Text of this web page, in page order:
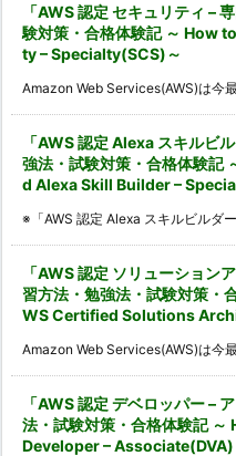
「AWS 認定 セキュリティ –
験対策・合格体験記 ～ How
ty – Specialty(SCS)～
Amazon Web Services(AWS)は今
「AWS 認定 Alexa スキルビ
強法・試験対策・合格体験
d Alexa Skill Builder –
※「AWS 認定 Alexa スキルビルダ
「AWS 認定 ソリューション
習方法・勉強法・試験対策
WS Certified Solutions
Amazon Web Services(AWS)は今
「AWS 認定 デベロッパー –
法・試験対策・合格体験記
Developer – Associate(DVA)